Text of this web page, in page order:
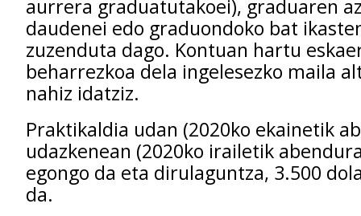
aurrera graduatutakoei), graduaren
daudenei edo graduondoko bat
zuzenduta dago. Kontuan hartu
beharrezkoa dela ingelesezko maila
nahiz idatziz.
Praktikaldia udan (2020ko ekainetik
udazkenean (2020ko irailetik
egongo da eta dirulaguntza, 3.500
da.